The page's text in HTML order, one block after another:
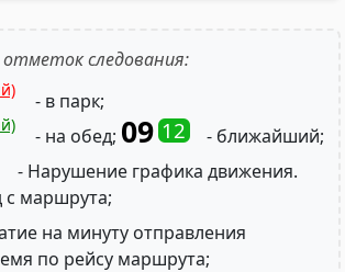
отметок следования:
- в парк;
- на обед; 09 12 - ближайший;
- Нарушение графика движения.
с маршрута;
на минуту отправления
по рейсу маршрута;